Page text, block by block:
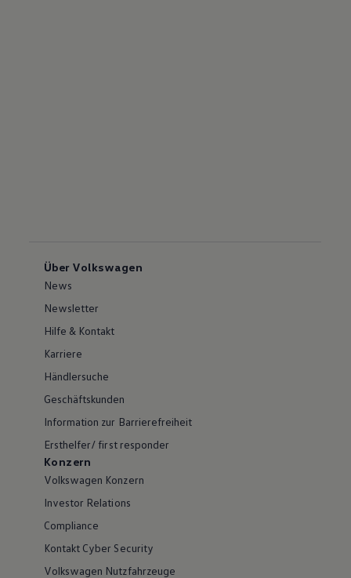
Über Volkswagen
News
Newsletter
Hilfe & Kontakt
Karriere
Händlersuche
Geschäftskunden
Information zur Barrierefreiheit
Ersthelfer/ first responder
Konzern
Volkswagen Konzern
Investor Relations
Compliance
Kontakt Cyber Security
Volkswagen Nutzfahrzeuge